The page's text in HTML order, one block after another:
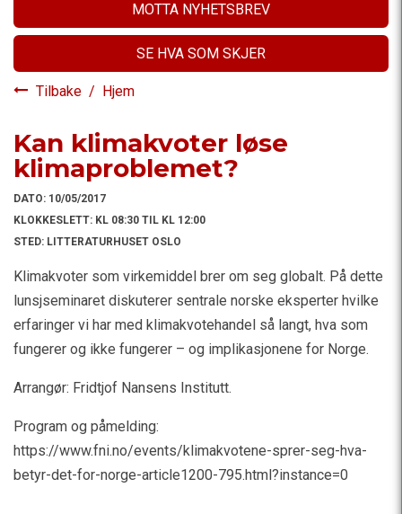
MOTTA NYHETSBREV
SE HVA SOM SKJER
Tilbake / Hjem
Kan klimakvoter løse
klimaproblemet?
DATO: 10/05/2017
KLOKKESLETT: KL 08:30 TIL KL 12:00
STED: LITTERATURHUSET OSLO
Klimakvoter som virkemiddel brer om seg globalt. På dette
lunsjseminaret diskuterer sentrale norske eksperter hvilke
erfaringer vi har med klimakvotehandel så langt, hva som
fungerer og ikke fungerer – og implikasjonene for Norge.
Arrangør: Fridtjof Nansens Institutt.
Program og påmelding:
https://www.fni.no/events/klimakvotene-sprer-seg-hva-
betyr-det-for-norge-article1200-795.html?instance=0